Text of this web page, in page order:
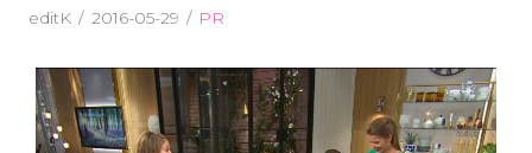
editK 2016-05-29 PR